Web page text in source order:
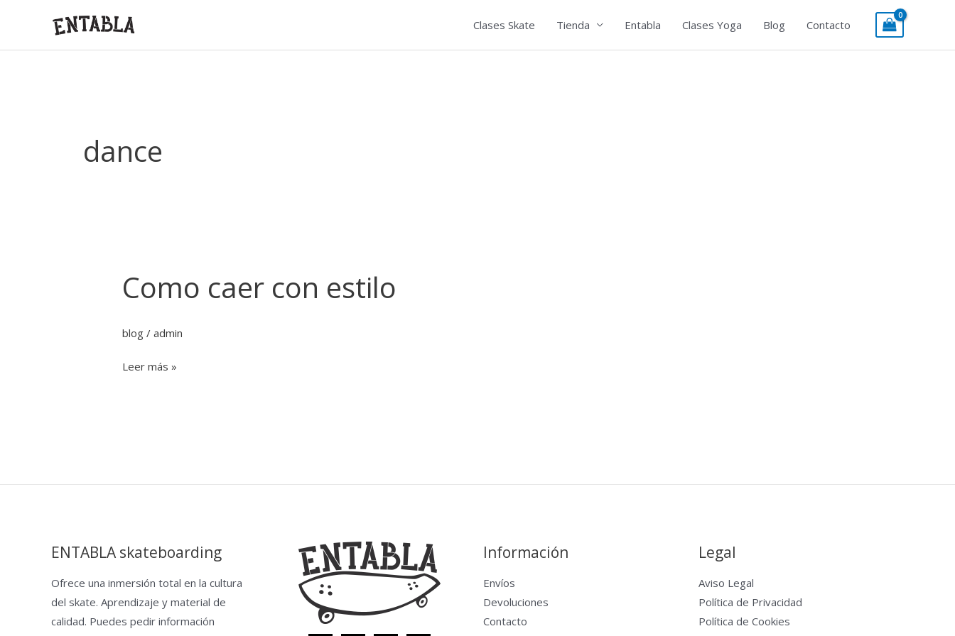
contenido
Clases Skate Tienda Entabla Clases Yoga Blog Contacto
dance
Como caer con estilo
blog /admin
Como
caer
estilo
Leer más »
ENTABLA skateboarding
Ofrece una inmersión total en la cultura
del skate. Aprendizaje y material de
calidad. Puedes pedir información
Información
Envíos
Devoluciones
Contacto
Legal
Aviso Legal
Política de Privacidad
Política de Cookies